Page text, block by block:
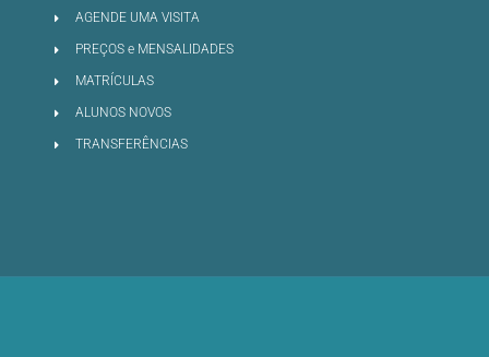
AGENDE UMA VISITA
PREÇOS e MENSALIDADES
MATRÍCULAS
ALUNOS NOVOS
TRANSFERÊNCIAS